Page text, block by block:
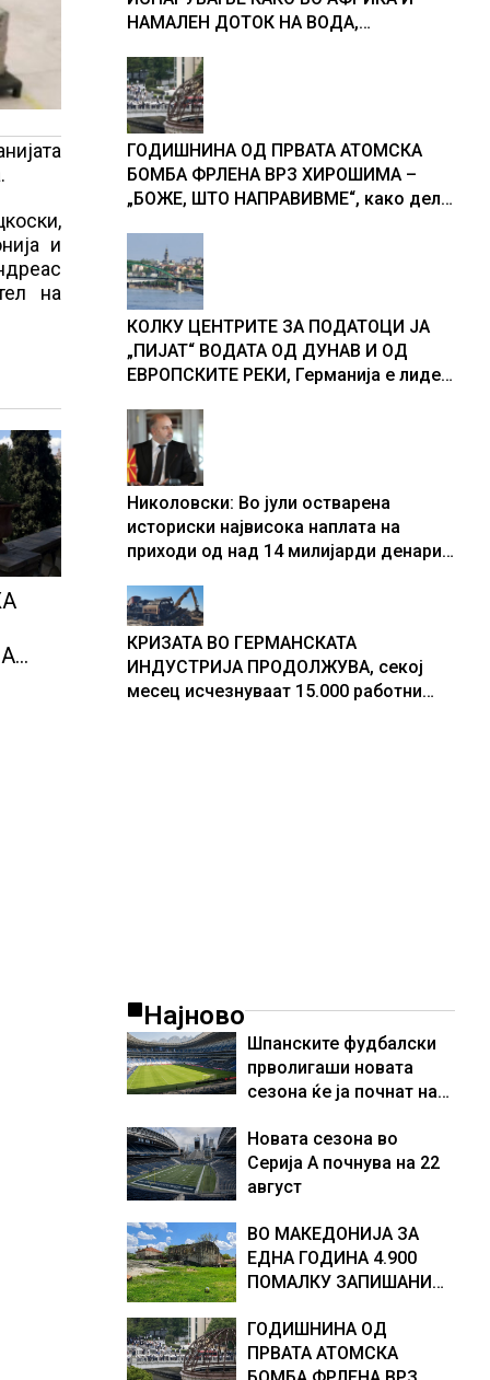
и
на
НАМАЛЕН ДОТОК НА ВОДА,
Србија
ГОДИШНИНА ОД ПРВАТА АТОМСКА
БОМБА ФРЛЕНА ВРЗ ХИРОШИМА –
„БОЖЕ, ШТО НАПРАВИВМЕ“, како дел
учесниците во бомбардирањето го
доживуваа овој настан што го
промени текот на историјата
КОЛКУ ЦЕНТРИТЕ ЗА ПОДАТОЦИ ЈА
„ПИЈАТ“ ВОДАТА ОД ДУНАВ И ОД
ЕВРОПСКИТЕ РЕКИ, Германија е лидер
центри за податоци
Николовски: Во јули остварена
историски највисока наплата на
приходи од над 14 милијарди денари
резултати
КРИЗАТА ВО ГЕРМАНСКАТА
ИНДУСТРИЈА ПРОДОЛЖУВА, секој
месец исчезнуваат 15.000 работни
Најново
Шпанските фудбалски
прволигаши новата
сезона ќе ја почнат на
Новата сезона во
Серија А почнува на 22
август
ВО МАКЕДОНИЈА ЗА
ЕДНА ГОДИНА 4.900
ПОМАЛКУ ЗАПИШАНИ
ГОДИШНИНА ОД
ПРВАТА АТОМСКА